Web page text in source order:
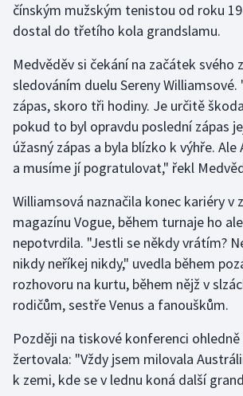
Moderní pětiboj
Motorsport
Olympijské hry
Parasport
Plavání
Plážový volejbal
Ragby
Rychlobruslení
Rychlostní kanoistika
Short track
čínským mužským tenistou od roku
dostal do třetího kola grandslamu.
Medvěděv si čekání na začátek svého
sledováním duelu Sereny
zápas, skoro tři hodiny. Je určitě
pokud to byl opravdu poslední zápas
úžasný zápas a byla blízko k výhře. Ale
a musíme jí pogratulovat," řekl
Williamsová naznačila konec kariéry v
magazínu Vogue, během turnaje ho
nepotvrdila. "Jestli se někdy vrátím?
nikdy neříkej nikdy," uvedla během
rozhovoru na kurtu, během nějž v
rodičům, sestře Venus a fanouškům.
Později na tiskové konferenci
žertovala: "Vždy jsem milovala
k zemi, kde se v lednu koná další